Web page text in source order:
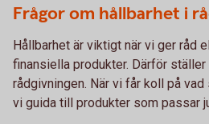
Frågor om hållbarhet i
Hållbarhet är viktigt när vi ger råd
finansiella produkter. Därför
rådgivningen. När vi får koll på
vi guida till produkter som passar